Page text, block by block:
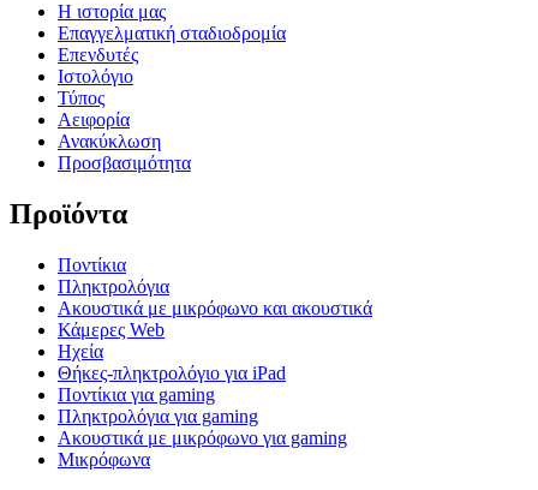
Η ιστορία μας
Επαγγελματική σταδιοδρομία
Επενδυτές
Ιστολόγιο
Τύπος
Αειφορία
Ανακύκλωση
Προσβασιμότητα
Προϊόντα
Ποντίκια
Πληκτρολόγια
Ακουστικά με μικρόφωνο και ακουστικά
Κάμερες Web
Ηχεία
Θήκες-πληκτρολόγιο για iPad
Ποντίκια για gaming
Πληκτρολόγια για gaming
Ακουστικά με μικρόφωνο για gaming
Μικρόφωνα